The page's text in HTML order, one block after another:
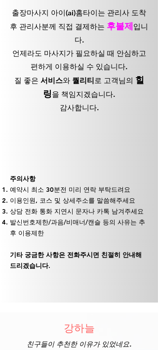
출장마사지 아이(ai)홈타이는 관리사 도착
후 관리사분께 직접 결제하는 후불제입니
다.
언제라도 마사지가 필요하실 때 안심하고
편하게 이용하실 수 있습니다.
질 좋은 서비스와 퀄리티로 고객님의 힐
링을 책임지겠습니다.
감사합니다.
주의사항
예약시 최소 30분전 미리 연락 부탁드려요
이용인원, 코스 및 상세주소를 말씀해주세요
상담 전화 통화 지연시 문자나 카톡 남겨주세요
발신번호제한/과음/비매너/캔슬 등의 사유는 추
후 이용제한
기타 궁금한 사항은 전화주시면 친절히 안내해
드리겠습니다.
강하늘
친구들이 추천한 이유가 있었네요.